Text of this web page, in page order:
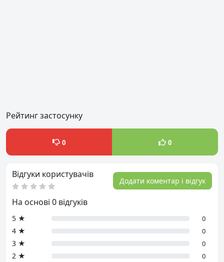
Рейтинг застосунку
0 0
Додати коментар і відгук
Відгуки користувачів
На основі 0 відгуків
5 ★ 0
4 ★ 0
3 ★ 0
2 ★ 0